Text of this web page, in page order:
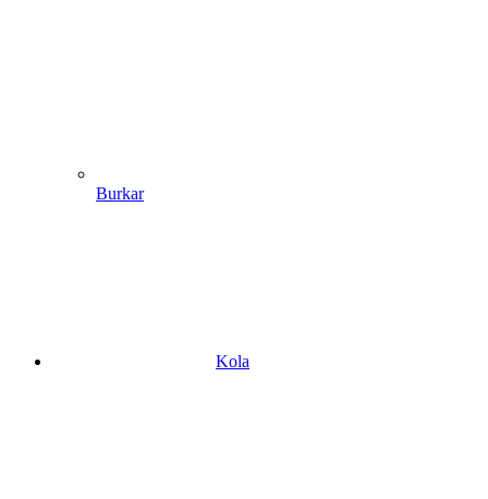
Burkar
Kola